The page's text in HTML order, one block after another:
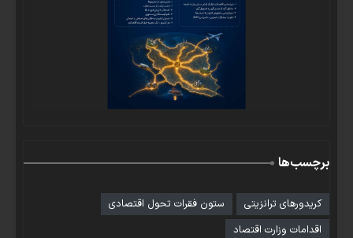
برچسب‌ها
کریدورهای ترانزیتی
ستون فقرات تحول اقتصادی
اقدامات وزارت اقتصاد